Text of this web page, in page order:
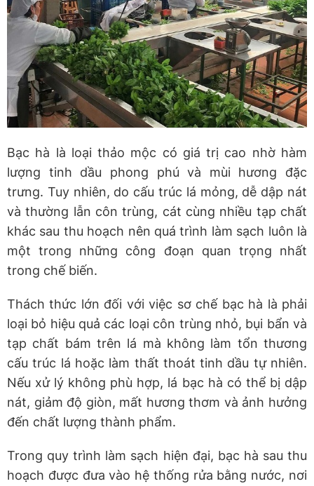
Bạc hà là loại thảo mộc có giá trị cao nhờ hàm
lượng tinh dầu phong phú và mùi hương đặc
trưng. Tuy nhiên, do cấu trúc lá mỏng, dễ dập nát
và thường lẫn côn trùng, cát cùng nhiều tạp chất
khác sau thu hoạch nên quá trình làm sạch luôn là
một trong những công đoạn quan trọng nhất
trong chế biến.
Thách thức lớn đối với việc sơ chế bạc hà là phải
loại bỏ hiệu quả các loại côn trùng nhỏ, bụi bẩn và
tạp chất bám trên lá mà không làm tổn thương
cấu trúc lá hoặc làm thất thoát tinh dầu tự nhiên.
Nếu xử lý không phù hợp, lá bạc hà có thể bị dập
nát, giảm độ giòn, mất hương thơm và ảnh hưởng
đến chất lượng thành phẩm.
Trong quy trình làm sạch hiện đại, bạc hà sau thu
hoạch được đưa vào hệ thống rửa bằng nước, nơi